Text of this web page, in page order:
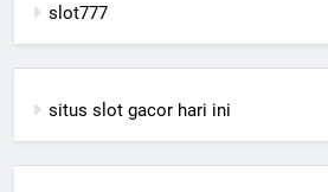
slot777
situs slot gacor hari ini